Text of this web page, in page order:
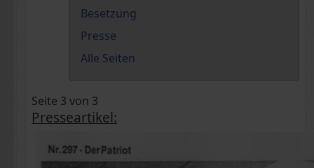
Besetzung
Presse
Alle Seiten
Seite 3 von 3
Presseartikel: